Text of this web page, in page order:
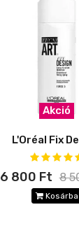
Akció
L'Oréal Fix
6 800 Ft 8
Kosárba